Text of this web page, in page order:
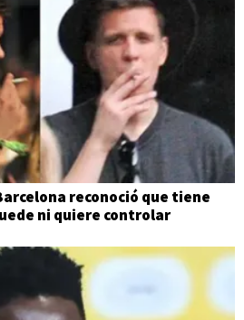
reconoció que tiene
ni quiere controlar